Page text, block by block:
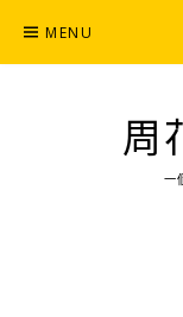
content
MENU
周
一